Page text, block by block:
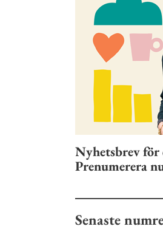
Nyhetsbrev för
Prenumerera
Senaste